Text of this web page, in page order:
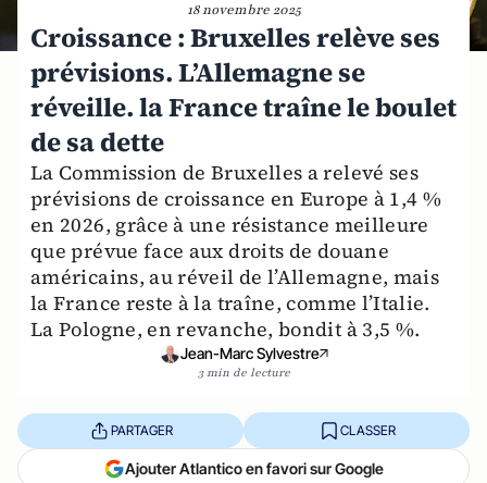
18 novembre 2025
Croissance : Bruxelles relève ses
prévisions. L’Allemagne se
réveille. la France traîne le boulet
de sa dette
La Commission de Bruxelles a relevé ses
prévisions de croissance en Europe à 1,4 %
en 2026, grâce à une résistance meilleure
que prévue face aux droits de douane
américains, au réveil de l’Allemagne, mais
la France reste à la traîne, comme l’Italie.
La Pologne, en revanche, bondit à 3,5 %.
Jean-Marc Sylvestre
3 min de lecture
PARTAGER CLASSER
Ajouter Atlantico en favori sur Google